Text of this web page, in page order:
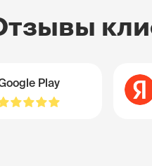
Play